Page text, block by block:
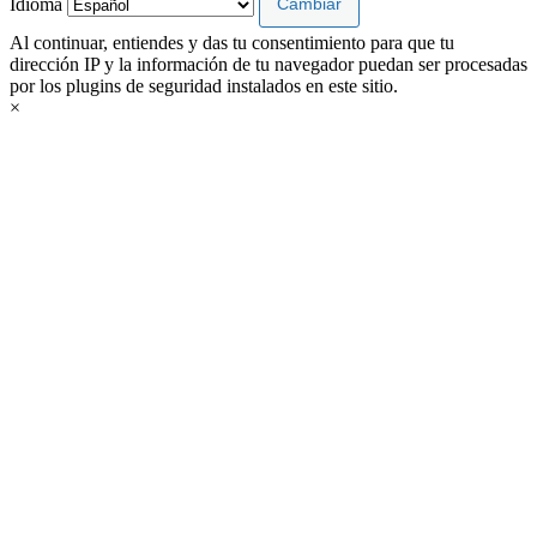
Idioma
Al continuar, entiendes y das tu consentimiento para que tu
dirección IP y la información de tu navegador puedan ser procesadas
por los plugins de seguridad instalados en este sitio.
×